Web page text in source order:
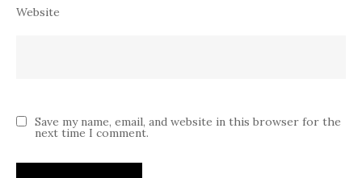
Website
Save my name, email, and website in this browser for the
next time I comment.